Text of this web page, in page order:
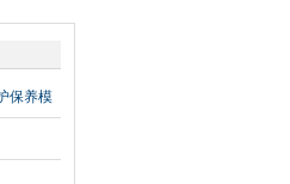
保养模
监特